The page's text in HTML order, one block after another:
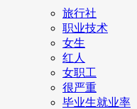
旅行社
职业技术
女生
红人
女职工
很严重
毕业生就业率